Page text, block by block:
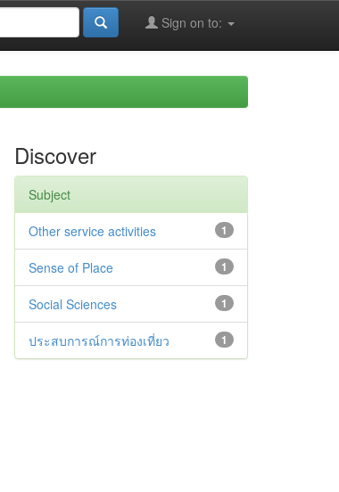
Sign on to:
Discover
Subject
1
Other service activities
1
Sense of Place
1
Social Sciences
1
ประสบการณ์การท่องเที่ยว